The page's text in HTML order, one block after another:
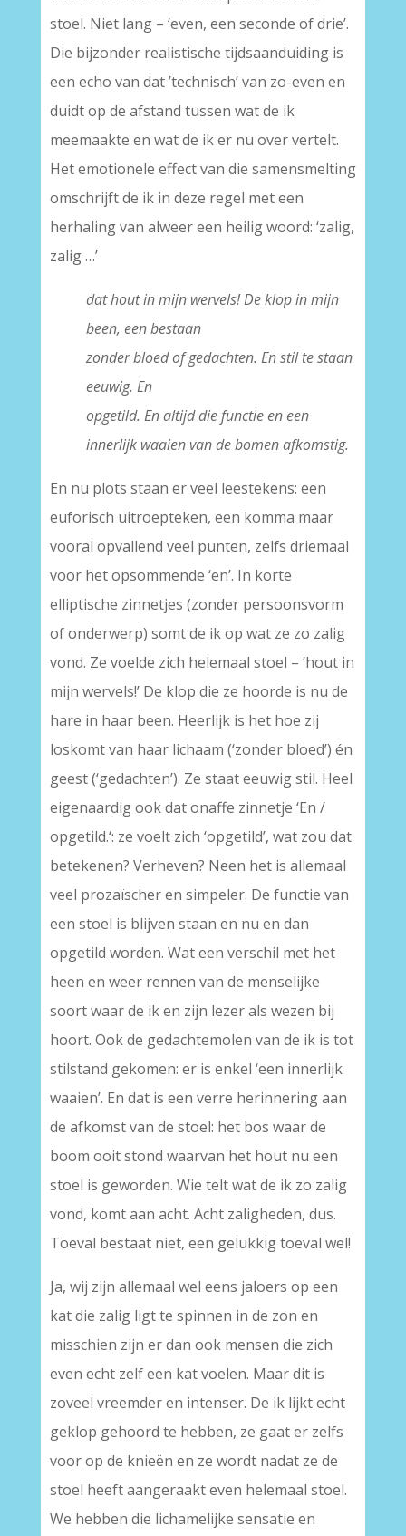
stoel. Niet lang – ‘even, een seconde of drie’.
Die bijzonder realistische tijdsaanduiding is
een echo van dat ’technisch’ van zo-even en
duidt op de afstand tussen wat de ik
meemaakte en wat de ik er nu over vertelt.
Het emotionele effect van die samensmelting
omschrijft de ik in deze regel met een
herhaling van alweer een heilig woord: ‘zalig,
zalig …’
dat hout in mijn wervels! De klop in mijn
been, een bestaan
zonder bloed of gedachten. En stil te staan
eeuwig. En
opgetild. En altijd die functie en een
innerlijk waaien van de bomen afkomstig.
En nu plots staan er veel leestekens: een
euforisch uitroepteken, een komma maar
vooral opvallend veel punten, zelfs driemaal
voor het opsommende ‘en’. In korte
elliptische zinnetjes (zonder persoonsvorm
of onderwerp) somt de ik op wat ze zo zalig
vond. Ze voelde zich helemaal stoel – ‘hout in
mijn wervels!’ De klop die ze hoorde is nu de
hare in haar been. Heerlijk is het hoe zij
loskomt van haar lichaam (‘zonder bloed’) én
geest (‘gedachten’). Ze staat eeuwig stil. Heel
eigenaardig ook dat onaffe zinnetje ‘En /
opgetild.‘: ze voelt zich ‘opgetild’, wat zou dat
betekenen? Verheven? Neen het is allemaal
veel prozaïscher en simpeler. De functie van
een stoel is blijven staan en nu en dan
opgetild worden. Wat een verschil met het
heen en weer rennen van de menselijke
soort waar de ik en zijn lezer als wezen bij
hoort. Ook de gedachtemolen van de ik is tot
stilstand gekomen: er is enkel ‘een innerlijk
waaien’. En dat is een verre herinnering aan
de afkomst van de stoel: het bos waar de
boom ooit stond waarvan het hout nu een
stoel is geworden. Wie telt wat de ik zo zalig
vond, komt aan acht. Acht zaligheden, dus.
Toeval bestaat niet, een gelukkig toeval wel!
Ja, wij zijn allemaal wel eens jaloers op een
kat die zalig ligt te spinnen in de zon en
misschien zijn er dan ook mensen die zich
even echt zelf een kat voelen. Maar dit is
zoveel vreemder en intenser. De ik lijkt echt
geklop gehoord te hebben, ze gaat er zelfs
voor op de knieën en ze wordt nadat ze de
stoel heeft aangeraakt even helemaal stoel.
We hebben die lichamelijke sensatie en